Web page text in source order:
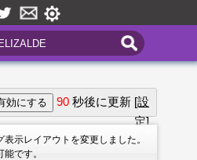
90 秒後に更新 [設
定]
示レイアウトを変更しました。
です。